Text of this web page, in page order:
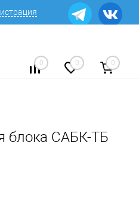
0 0 0
блока САБК-ТБ